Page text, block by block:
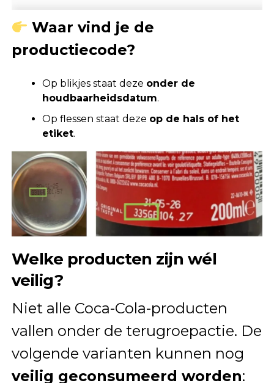
Waar vind je de
productiecode?
Op blikjes staat deze onder de
houdbaarheidsdatum.
Op flessen staat deze op de hals of het
etiket.
Welke producten zijn wél
veilig?
Niet alle Coca-Cola-producten
vallen onder de terugroepactie. De
volgende varianten kunnen nog
veilig geconsumeerd worden: